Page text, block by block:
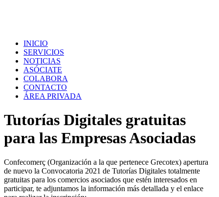
INICIO
SERVICIOS
NOTICIAS
ASÓCIATE
COLABORA
CONTACTO
ÁREA PRIVADA
Tutorías Digitales gratuitas
para las Empresas Asociadas
Confecomerç (Organización a la que pertenece Grecotex) apertura
de nuevo la Convocatoria 2021 de Tutorías Digitales totalmente
gratuitas para los comercios asociados que estén interesados en
participar, te adjuntamos la información más detallada y el enlace